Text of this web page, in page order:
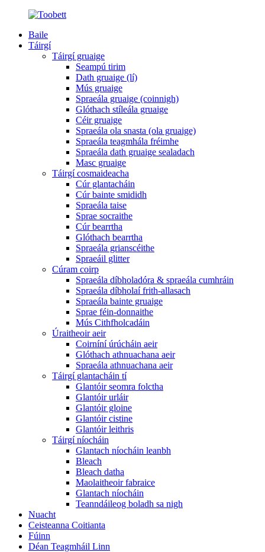
Baile
Táirgí
Táirgí gruaige
Seampú tirim
Dath gruaige (lí)
Mús gruaige
Spraeála gruaige (coinnigh)
Glóthach stíleála gruaige
Céir gruaige
Spraeála ola snasta (ola gruaige)
Spraeála teagmhála fréimhe
Spraeála dath gruaige sealadach
Masc gruaige
Táirgí cosmaideacha
Cúr glantacháin
Cúr bainte smididh
Spraeála taise
Sprae socraithe
Cúr bearrtha
Glóthach bearrtha
Spraeála grianscéithe
Spraeáil glitter
Cúram coirp
Spraeála díbholadóra & spraeála cumhráin
Spraeála díbholaí frith-allasach
Spraeála bainte gruaige
Sprae féin-donnaithe
Mús Cithfholcadáin
Úraitheoir aeir
Coirníní úrúcháin aeir
Glóthach athnuachana aeir
Spraeála athnuachana aeir
Táirgí glantacháin tí
Glantóir seomra folctha
Glantóir urláir
Glantóir gloine
Glantóir cistine
Glantóir leithris
Táirgí níocháin
Glantach níocháin leanbh
Bleach
Bleach datha
Maolaitheoir fabraice
Glantach níocháin
Teanndáileog boladh sa nigh
Nuacht
Ceisteanna Coitianta
Fúinn
Déan Teagmháil Linn